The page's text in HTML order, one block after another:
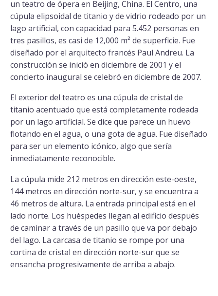
un teatro de ópera en Beijing, China. El Centro, una
cúpula elipsoidal de titanio y de vidrio rodeado por un
lago artificial, con capacidad para 5.452 personas en
tres pasillos, es casi de 12,000 m² de superficie. Fue
diseñado por el arquitecto francés Paul Andreu. La
construcción se inició en diciembre de 2001 y el
concierto inaugural se celebró en diciembre de 2007.
El exterior del teatro es una cúpula de cristal de
titanio acentuado que está completamente rodeada
por un lago artificial. Se dice que parece un huevo
flotando en el agua, o una gota de agua. Fue diseñado
para ser un elemento icónico, algo que sería
inmediatamente reconocible.
La cúpula mide 212 metros en dirección este-oeste,
144 metros en dirección norte-sur, y se encuentra a
46 metros de altura. La entrada principal está en el
lado norte. Los huéspedes llegan al edificio después
de caminar a través de un pasillo que va por debajo
del lago. La carcasa de titanio se rompe por una
cortina de cristal en dirección norte-sur que se
ensancha progresivamente de arriba a abajo.